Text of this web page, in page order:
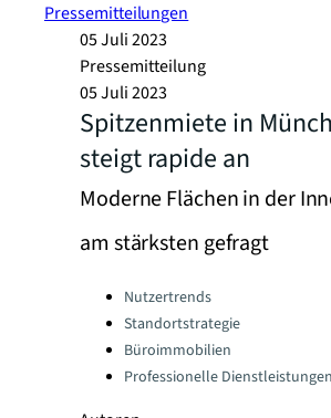
Pressemitteilungen
05 Juli 2023
Pressemitteilung
05 Juli 2023
Spitzenmiete in
steigt rapide an
Moderne Flächen in der
am stärksten gefragt
Categories:Nutzertrends
Standortstrategie
Büroimmobilien
Professionelle Dienstleistungen